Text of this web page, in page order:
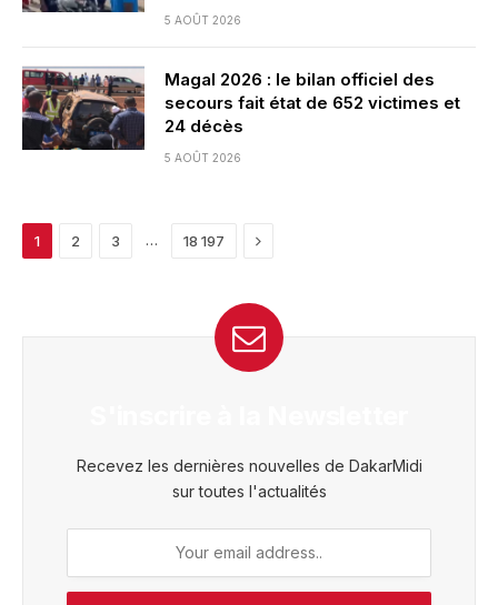
5 AOÛT 2026
Magal 2026 : le bilan officiel des
secours fait état de 652 victimes et
24 décès
5 AOÛT 2026
1 2 3 … 18 197 Next
Recevez les dernières nouvelles de DakarMidi
sur toutes l'actualités